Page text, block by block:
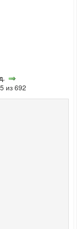
из 692